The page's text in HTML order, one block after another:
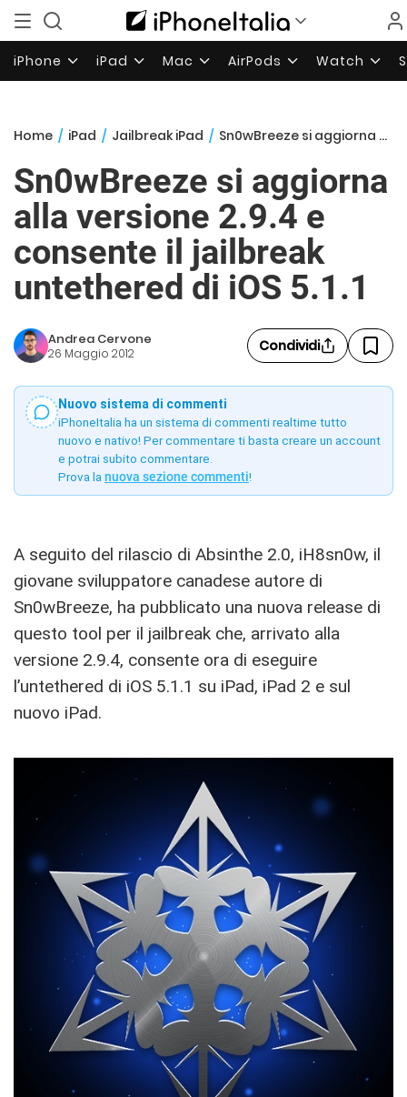
iPhone iPad Mac AirPods Watch
Home / iPad / Jailbreak iPad / Sn0wBreeze si aggiorna alla versione 2.9.4 e consente il jailbreak untethered di iOS 5.1.1
Sn0wBreeze si aggiorna
alla versione 2.9.4 e
consente il jailbreak
untethered di iOS 5.1.1
Andrea Cervone
26 Maggio 2012 Condividi
Nuovo sistema di commenti
iPhoneItalia ha un sistema di commenti realtime tutto
nuovo e nativo! Per commentare ti basta creare un account
e potrai subito commentare.
Prova la nuova sezione commenti!
A seguito del rilascio di Absinthe 2.0, iH8sn0w, il
giovane sviluppatore canadese autore di
Sn0wBreeze, ha pubblicato una nuova release di
questo tool per il jailbreak che, arrivato alla
versione 2.9.4, consente ora di eseguire
l’untethered di iOS 5.1.1 su iPad, iPad 2 e sul
nuovo iPad.